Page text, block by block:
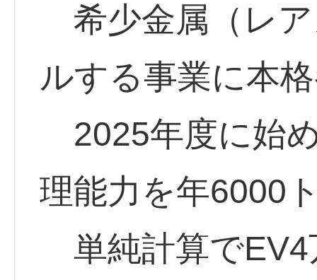
希少金属（レ
ルする事業に本
2025年度に始
理能力を年6000
単純計算でEV4